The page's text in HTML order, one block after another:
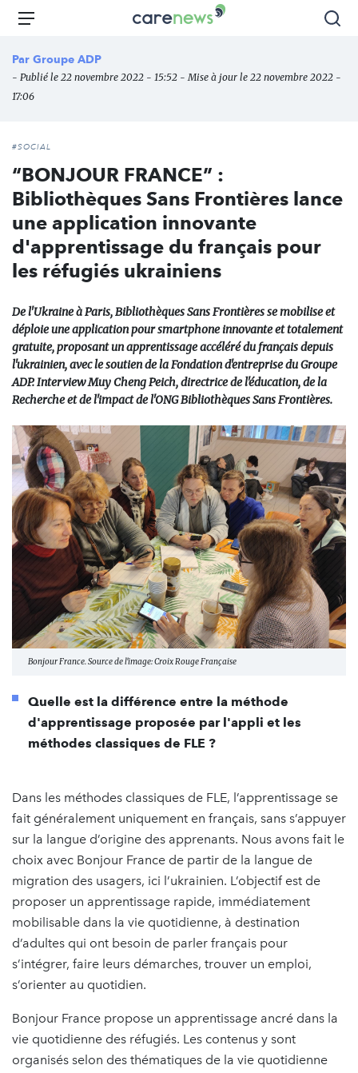
Aller
principal
Carenews,
des
Menu
Par Groupe ADP
- Publié le 22 novembre 2022 - 15:52 - Mise à jour le 22 novembre 2022 -
17:06
#SOCIAL
“BONJOUR FRANCE” :
Bibliothèques Sans Frontières lance
une application innovante
d'apprentissage du français pour
les réfugiés ukrainiens
De l'Ukraine à Paris, Bibliothèques Sans Frontières se mobilise et
déploie une application pour smartphone innovante et totalement
gratuite, proposant un apprentissage accéléré du français depuis
l'ukrainien, avec le soutien de la Fondation d'entreprise du Groupe
ADP. Interview Muy Cheng Peich, directrice de l'éducation, de la
Recherche et de l'impact de l'ONG Bibliothèques Sans Frontières.
Bonjour France. Source de l'image: Croix Rouge Française
Quelle est la différence entre la méthode
d'apprentissage proposée par l'appli et les
méthodes classiques de FLE ?
Dans les méthodes classiques de FLE, l’apprentissage se
fait généralement uniquement en français, sans s’appuyer
sur la langue d’origine des apprenants. Nous avons fait le
choix avec Bonjour France de partir de la langue de
migration des usagers, ici l’ukrainien. L’objectif est de
proposer un apprentissage rapide, immédiatement
mobilisable dans la vie quotidienne, à destination
d’adultes qui ont besoin de parler français pour
s’intégrer, faire leurs démarches, trouver un emploi,
s’orienter au quotidien.
Bonjour France propose un apprentissage ancré dans la
vie quotidienne des réfugiés. Les contenus y sont
organisés selon des thématiques de la vie quotidienne